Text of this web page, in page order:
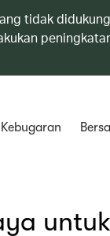
tidak
Kebugaran